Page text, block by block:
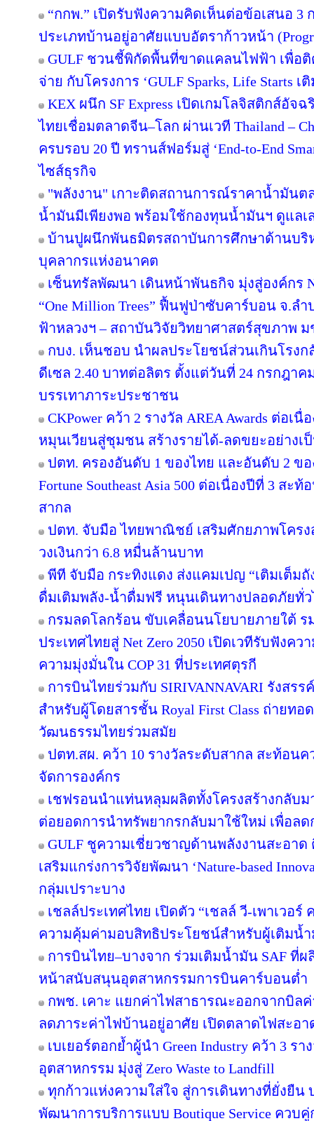
“กกพ.” เปิดรับฟังความคิดเห็นต่อข้อเสนอ 3
ประเภทบ้านอยู่อาศัยแบบอัตราก้าวหน้า
GULF ชวนชี้พิกัดพื้นที่ขาดแคลนไฟฟ้า เพื่อ
จ่าย กับโครงการ ‘GULF Sparks, Life Starts
KEX ผนึก SF Express เปิดเกมโลจิสติกส์อัจ
ไทยเชื่อมตลาดจีน–โลก ผ่านเวที Thailand –
ครบรอบ 20 ปี ทรานส์ฟอร์มสู่ ‘End-to-End
ไซส์ธุรกิจ
"พลังงาน" เกาะติดสถานการณ์ราคาน้ำมันต
น้ำมันมีเพียงพอ พร้อมใช้กองทุนน้ำมันฯ ดูแล
บ้านปูผนึกพันธมิตรสถาบันการศึกษาด้านบริ
บุคลากรแห่งอนาคต
เซ็นทรัลพัฒนา เดินหน้าพันธกิจ มุ่งสู่องค์กร
“One Million Trees” ฟื้นฟูป่าซับคาร์บอน จ.ล
ฟ้าหลวงฯ – สถาบันวิจัยวิทยาศาสตร์สุขภาพ ม
กบง. เห็นชอบ นำผลประโยชน์ส่วนเกินโรง
ดีเซล 2.40 บาทต่อลิตร ตั้งแต่วันที่ 24 กรกฎาค
บรรเทาภาระประชาชน
CKPower คว้า 2 รางวัล AREA Awards ต่อเ
หมุนเวียนสู่ชุมชน สร้างรายได้-ลดขยะอย่างเ
ปตท. ครองอันดับ 1 ของไทย และอันดับ 2 ขอ
Fortune Southeast Asia 500 ต่อเนื่องปีที่ 3 ส
สากล
ปตท. จับมือ ไทยพาณิชย์ เสริมศักยภาพโคร
วงเงินกว่า 6.8 หมื่นล้านบาท
พีที จับมือ กระทิงแดง ส่งแคมเปญ “เติมเต็มถั
ดื่มเติมพลัง-น้ำดื่มฟรี หนุนเดินทางปลอดภัยทั่
กรมลดโลกร้อน ขับเคลื่อนนโยบายภายใต้ ร
ประเทศไทยสู่ Net Zero 2050 เปิดเวทีรับฟัง
ความมุ่งมั่นใน COP 31 ที่ประเทศตุรกี
การบินไทยร่วมกับ SIRIVANNAVARI รังสร
สำหรับผู้โดยสารชั้น Royal First Class ถ่ายท
วัฒนธรรมไทยร่วมสมัย
ปตท.สผ. คว้า 10 รางวัลระดับสากล สะท้อน
จัดการองค์กร
เชฟรอนนำแท่นหลุมผลิตทั้งโครงสร้างกลับ
ต่อยอดการนำทรัพยากรกลับมาใช้ใหม่ เพื่อล
GULF ชูความเชี่ยวชาญด้านพลังงานสะอา
เสริมแกร่งการวิจัยพัฒนา ‘Nature-based
กลุ่มเปราะบาง
เชลล์ประเทศไทย เปิดตัว “เชลล์ วี-เพาเวอ
ความคุ้มค่ามอบสิทธิประโยชน์สำหรับผู้เติมน้ำ
การบินไทย–บางจาก ร่วมเติมน้ำมัน SAF ที่
หน้าสนับสนุนอุตสาหกรรมการบินคาร์บอนต่ำ
กพช. เคาะ แยกค่าไฟสาธารณะออกจากบิล
ลดภาระค่าไฟบ้านอยู่อาศัย เปิดตลาดไฟสะอา
เบเยอร์ตอกย้ำผู้นำ Green Industry คว้า 3 ร
อุตสาหกรรม มุ่งสู่ Zero Waste to Landfill
ทุกก้าวแห่งความใส่ใจ สู่การเดินทางที่ยั่งยืน
พัฒนาการบริการแบบ Boutique Service คว